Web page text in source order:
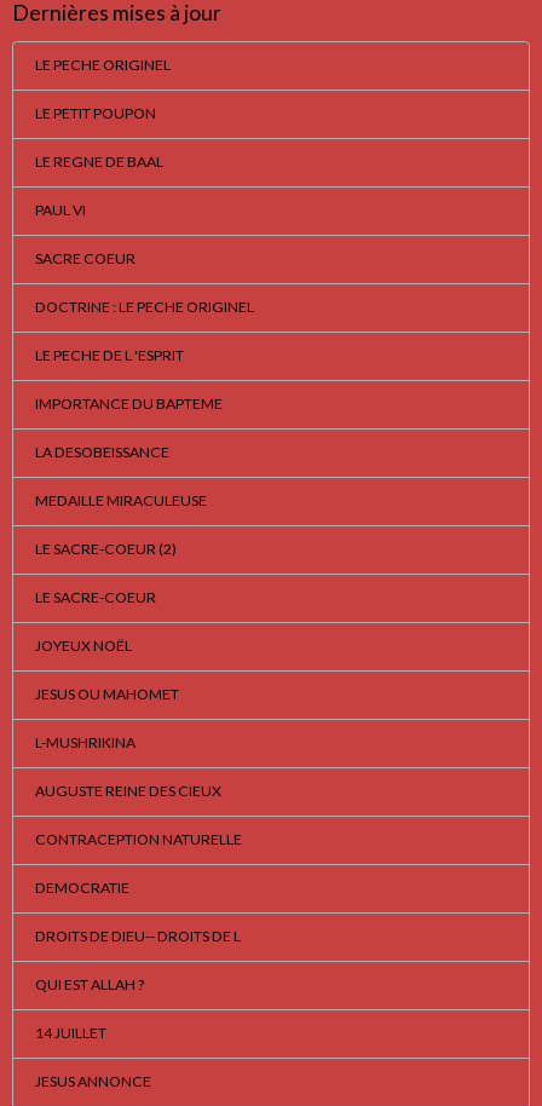
Dernières mises à jour
LE PECHE ORIGINEL
LE PETIT POUPON
LE REGNE DE BAAL
PAUL VI
SACRE COEUR
DOCTRINE : LE PECHE ORIGINEL
LE PECHE DE L 'ESPRIT
IMPORTANCE DU BAPTEME
LA DESOBEISSANCE
MEDAILLE MIRACULEUSE
LE SACRE-COEUR (2)
LE SACRE-COEUR
JOYEUX NOËL
JESUS OU MAHOMET
L-MUSHRIKINA
AUGUSTE REINE DES CIEUX
CONTRACEPTION NATURELLE
DEMOCRATIE
DROITS DE DIEU-- DROITS DE L
QUI EST ALLAH ?
14 JUILLET
JESUS ANNONCE